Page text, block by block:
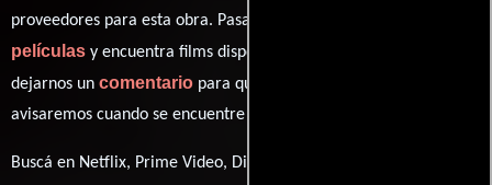
proveedores para esta obra. Pasa por nuestro catálogo de
películas y encuentra films disponibles. También puedes
dejarnos un comentario para que le demos prioridad y te
avisaremos cuando se encuentre disponible
Buscá en Netflix, Prime Video, Disney+